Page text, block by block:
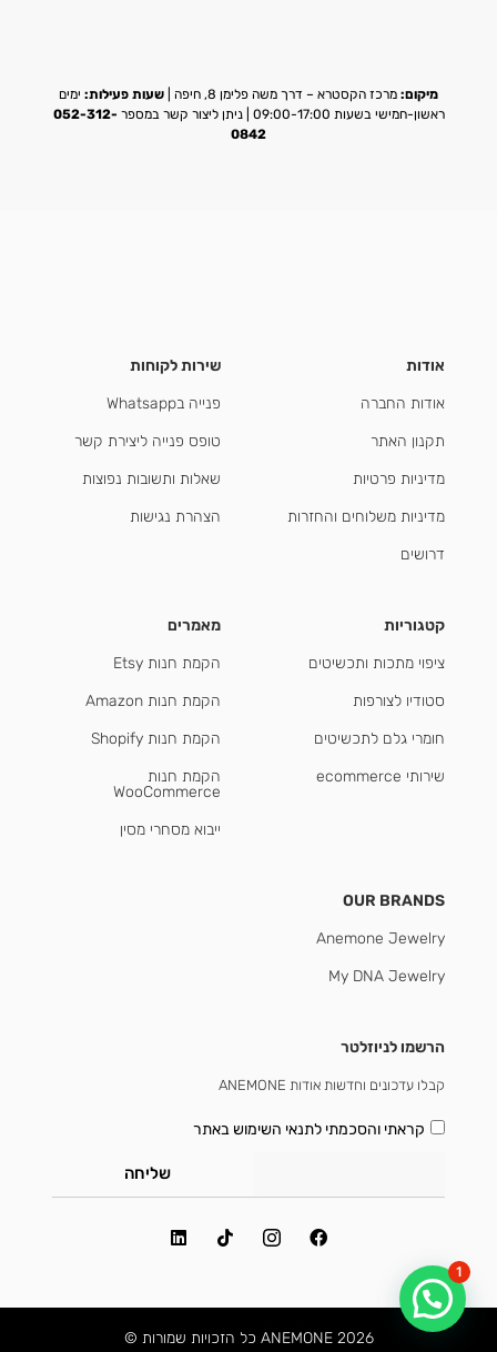
מיקום: מרכז הקסטרא – דרך משה פלימן 8, חיפה | שעות פעילות: ימים
ראשון-חמישי בשעות 09:00-17:00 | ניתן ליצור קשר במספר
052-312-
0842
אודות
אודות החברה
תקנון האתר
מדיניות פרטיות
מדיניות משלוחים והחזרות
דרושים
שירות לקוחות
פנייה בWhatsapp
טופס פנייה ליצירת קשר
שאלות ותשובות נפוצות
הצהרת נגישות
קטגוריות
ציפוי מתכות ותכשיטים
סטודיו לצורפות
חומרי גלם לתכשיטים
שירותי ecommerce
מאמרים
הקמת חנות Etsy
הקמת חנות Amazon
הקמת חנות Shopify
הקמת חנות
WooCommerce
ייבוא מסחרי מסין
OUR BRANDS
Anemone Jewelry
My DNA Jewelry
הרשמו לניוזלטר
קבלו עדכונים וחדשות אודות ANEMONE
קראתי והסכמתילתנאי השימוש באתר
שליחה
2026 ANEMONE כל הזכויות שמורות ©
1